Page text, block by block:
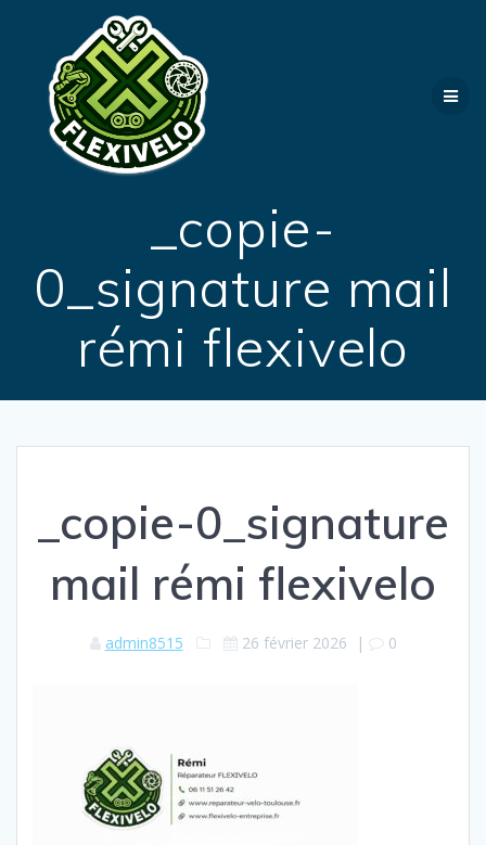
_copie-
0_signature mail
rémi flexivelo
_copie-0_signature
mail rémi flexivelo
admin8515 26 février 2026 | 0